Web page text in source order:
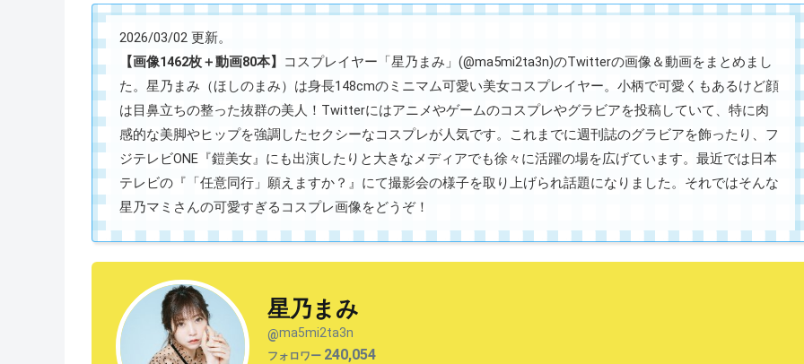
2026/03/02 更新。
【画像1462枚＋動画80本】
コスプレイヤー「星乃まみ」(@ma5mi2ta3n)のTwitterの画像＆動画をまとめまし
た。星乃まみ（ほしのまみ）は身長148cmのミニマム可愛い美女コスプレイヤー。小柄で可愛くもあるけど顔
は目鼻立ちの整った抜群の美人！Twitterにはアニメやゲームのコスプレやグラビアを投稿していて、特に肉
感的な美脚やヒップを強調したセクシーなコスプレが人気です。これまでに週刊誌のグラビアを飾ったり、フ
ジテレビONE『鎧美女』にも出演したりと大きなメディアでも徐々に活躍の場を広げています。最近では日本
テレビの『「任意同行」願えますか？』にて撮影会の様子を取り上げられ話題になりました。それではそんな
星乃マミさんの可愛すぎるコスプレ画像をどうぞ！
星乃まみ
@ma5mi2ta3n
フォロワー 240,054